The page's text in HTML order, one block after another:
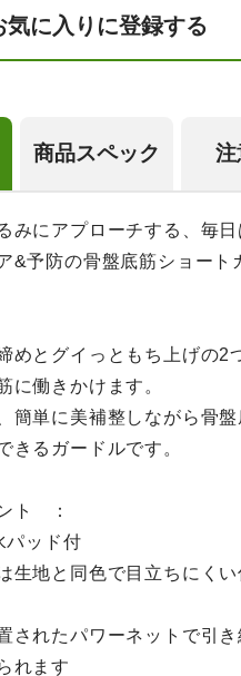
気に入りに登録する
商品スペック 注
みにアプローチする、毎
&予防の骨盤底筋ショート
めとグイっともち上げの2
に働きかけます。
簡単に美補整しながら骨盤
きるガードルです。
ト　：
パッド付
生地と同色で目立ちにく
されたパワーネットで引
れます